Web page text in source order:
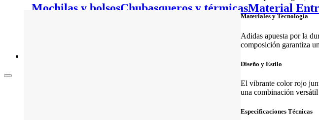
Mochilas y bolsosChubasqueros y térmicasMaterial
Materiales y Tecnología
Adidas apuesta por la
composición garantiza
Diseño y Estilo
El vibrante color rojo
una combinación
Especificaciones Técnicas